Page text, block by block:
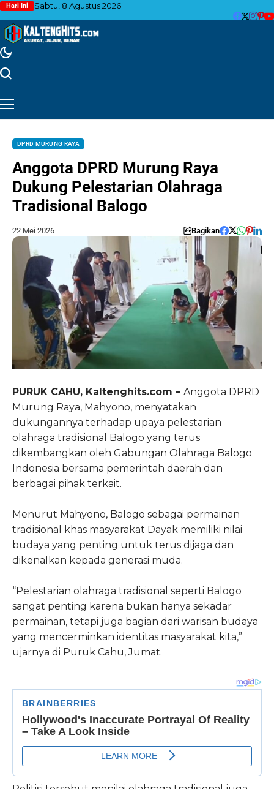
Hari Ini Sabtu, 8 Agustus 2026
DPRD MURUNG RAYA
Anggota DPRD Murung Raya
Dukung Pelestarian Olahraga
Tradisional Balogo
22 Mei 2026 Bagikan
PURUK CAHU, Kaltenghits.com – Anggota DPRD
Murung Raya, Mahyono, menyatakan
dukungannya terhadap upaya pelestarian
olahraga tradisional Balogo yang terus
dikembangkan oleh Gabungan Olahraga Balogo
Indonesia bersama pemerintah daerah dan
berbagai pihak terkait.
Menurut Mahyono, Balogo sebagai permainan
tradisional khas masyarakat Dayak memiliki nilai
budaya yang penting untuk terus dijaga dan
dikenalkan kepada generasi muda.
“Pelestarian olahraga tradisional seperti Balogo
sangat penting karena bukan hanya sekadar
permainan, tetapi juga bagian dari warisan budaya
yang mencerminkan identitas masyarakat kita,”
ujarnya di Puruk Cahu, Jumat.